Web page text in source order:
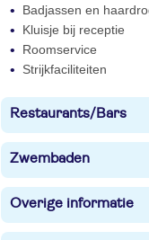
Badjassen en
Kluisje bij receptie
Roomservice
Strijkfaciliteiten
Restaurants/Bars
Zwembaden
Overige informatie